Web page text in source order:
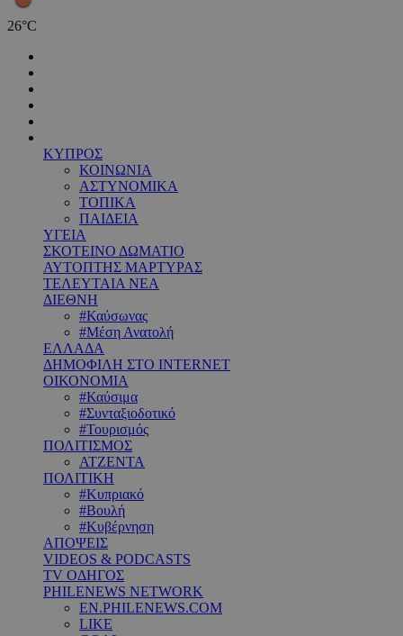
26°C
ΚΥΠΡΟΣ
ΚΟΙΝΩΝΙΑ
ΑΣΤΥΝΟΜΙΚΑ
ΤΟΠΙΚΑ
ΠΑΙΔΕΙΑ
ΥΓΕΙΑ
ΣΚΟΤΕΙΝΟ ΔΩΜΑΤΙΟ
ΑΥΤΟΠΤΗΣ ΜΑΡΤΥΡΑΣ
ΤΕΛΕΥΤΑΙΑ ΝΕΑ
ΔΙΕΘΝΗ
#Καύσωνας
#Μέση Ανατολή
ΕΛΛΑΔΑ
ΔΗΜΟΦΙΛΗ ΣΤΟ INTERNET
ΟΙΚΟΝΟΜΙΑ
#Καύσιμα
#Συνταξιοδοτικό
#Τουρισμός
ΠΟΛΙΤΙΣΜΟΣ
ΑΤΖΕΝΤΑ
ΠΟΛΙΤΙΚΗ
#Κυπριακό
#Βουλή
#Κυβέρνηση
ΑΠΟΨΕΙΣ
VIDEOS & PODCASTS
TV ΟΔΗΓΟΣ
PHILENEWS NETWORK
EN.PHILENEWS.COM
LIKE